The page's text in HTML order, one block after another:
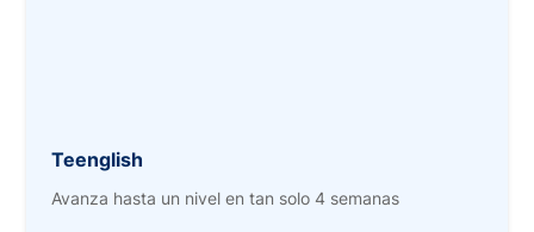
Teenglish
Avanza hasta un nivel en tan solo 4 semanas